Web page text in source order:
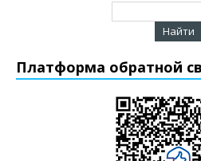
Платформа обратной